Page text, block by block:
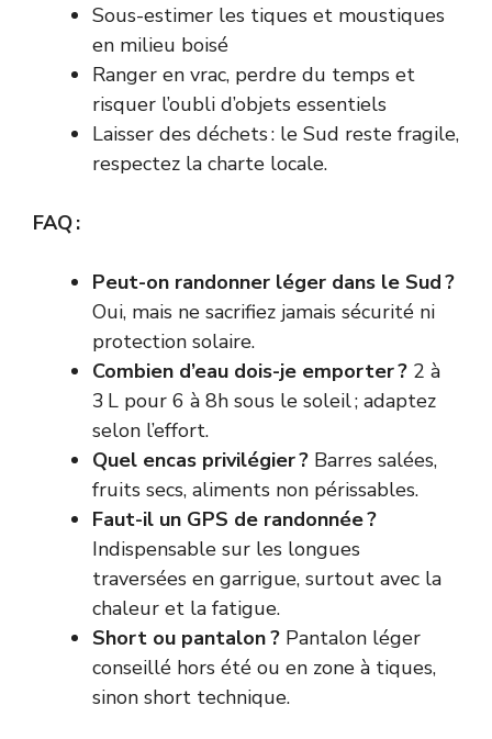
Sous-estimer les tiques et moustiques
en milieu boisé
Ranger en vrac, perdre du temps et
risquer l’oubli d’objets essentiels
Laisser des déchets : le Sud reste fragile,
respectez la charte locale.
FAQ :
Peut-on randonner léger dans le Sud ?
Oui, mais ne sacrifiez jamais sécurité ni
protection solaire.
Combien d’eau dois-je emporter ? 2 à
3 L pour 6 à 8h sous le soleil ; adaptez
selon l’effort.
Quel encas privilégier ? Barres salées,
fruits secs, aliments non périssables.
Faut-il un GPS de randonnée ?
Indispensable sur les longues
traversées en garrigue, surtout avec la
chaleur et la fatigue.
Short ou pantalon ? Pantalon léger
conseillé hors été ou en zone à tiques,
sinon short technique.